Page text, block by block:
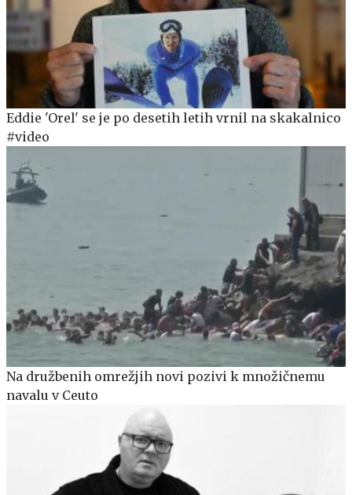
Eddie 'Orel' se je po desetih letih vrnil na skakalnico
#video
Na družbenih omrežjih novi pozivi k množičnemu
navalu v Ceuto